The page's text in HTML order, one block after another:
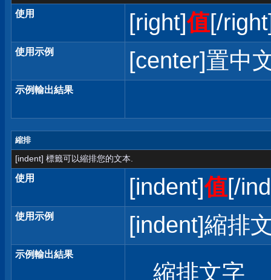
使用 [right]值[/
使用示例 [center]置中
示例輸出結果
縮排
[indent] 標籤可以縮排您的文本.
使用 [indent]值[/
使用示例 [indent]縮排
示例輸出結果
縮排文字